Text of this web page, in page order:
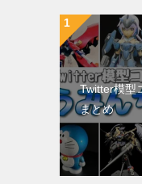
Twitter模型
まとめ